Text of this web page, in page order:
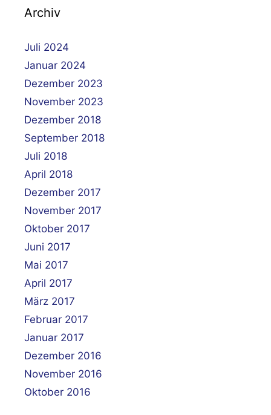
Archiv
Juli 2024
Januar 2024
Dezember 2023
November 2023
Dezember 2018
September 2018
Juli 2018
April 2018
Dezember 2017
November 2017
Oktober 2017
Juni 2017
Mai 2017
April 2017
März 2017
Februar 2017
Januar 2017
Dezember 2016
November 2016
Oktober 2016